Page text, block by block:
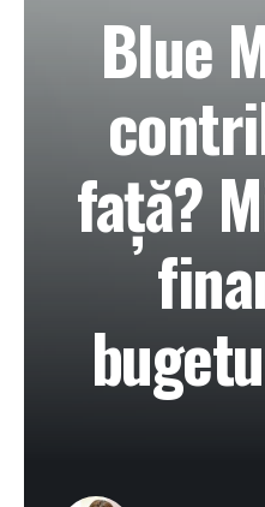
Blue
față?